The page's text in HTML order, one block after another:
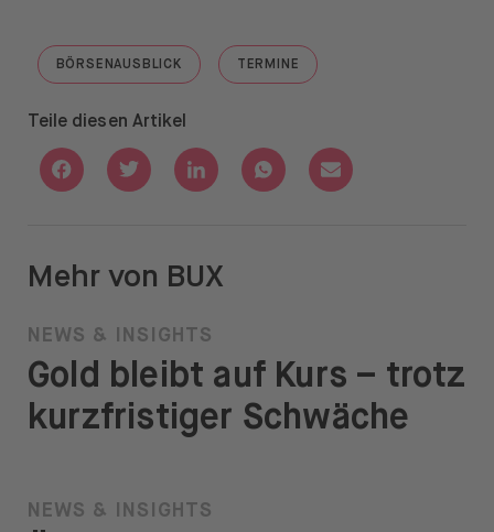
BÖRSENAUSBLICK
GO TO "BÖRSENAUSBLICK"
TERMINE
GO TO "TERMINE"
Teile diesen Artikel
Share with Facebook
Share with Twitter
Share with Linkedin
Share with Whatsapp
Share with Email
Mehr von BUX
NEWS & INSIGHTS
Gold bleibt auf Kurs – trotz
kurzfristiger Schwäche
NEWS & INSIGHTS